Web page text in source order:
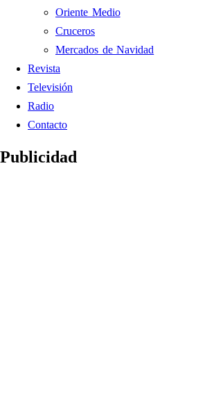
Oriente Medio
Cruceros
Mercados de Navidad
Revista
Televisión
Radio
Contacto
Publicidad